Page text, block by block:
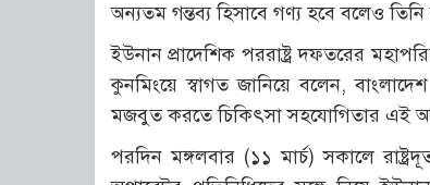
অন্যতম গন্তব্য হিসাবে গণ্য হবে বলেও
ইউনান প্রাদেশিক পররাষ্ট্র দফতরের
কুনমিংয়ে স্বাগত জানিয়ে বলেন,
মজবুত করতে চিকিৎসা সহযোগিতার এই
পরদিন মঙ্গলবার (১১ মার্চ) সকালে